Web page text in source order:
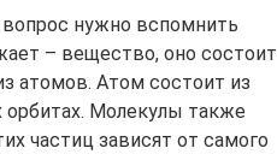
вопрос нужно вспомнить
– вещество, оно состоит
атомов. Атом состоит из
орбитах. Молекулы также
частиц зависят от самого